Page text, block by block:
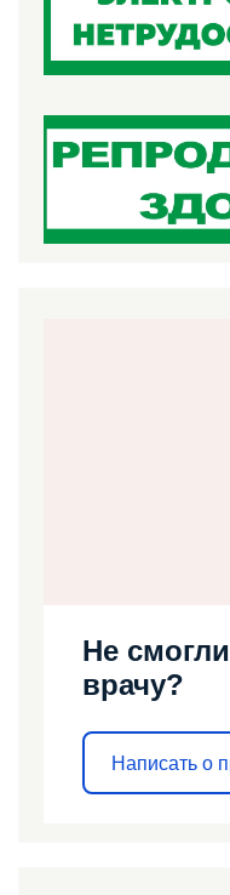
Не
врачу?
Написать о